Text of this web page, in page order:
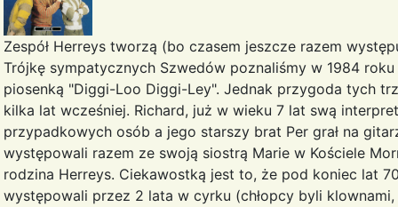
Zespół Herreys tworzą (bo czasem jeszcze razem
Trójkę sympatycznych Szwedów poznaliśmy w 1984
piosenką "Diggi-Loo Diggi-Ley". Jednak przygoda tych
kilka lat wcześniej. Richard, już w wieku 7 lat swą
przypadkowych osób a jego starszy brat Per grał na
występowali razem ze swoją siostrą Marie w Kościele
rodzina Herreys. Ciekawostką jest to, że pod koniec lat
występowali przez 2 lata w cyrku (chłopcy byli